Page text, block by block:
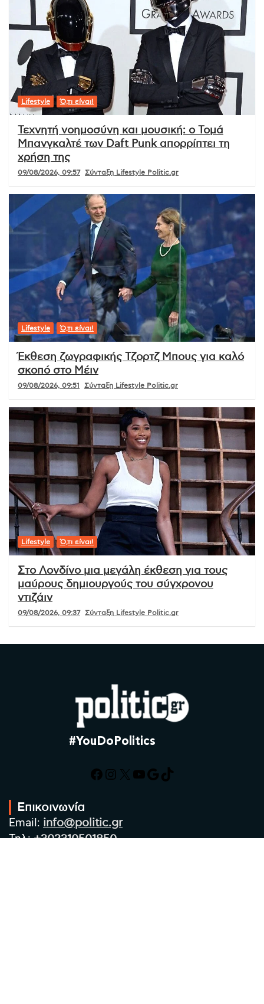
Lifestyle Ό,τι είναι!
Τεχνητή νοημοσύνη και μουσική: ο Τομά
Μπανγκαλτέ των Daft Punk απορρίπτει τη
χρήση της
09/08/2026, 09:57 Σύνταξη Lifestyle Politic.gr
Lifestyle Ό,τι είναι!
Έκθεση ζωγραφικής Τζορτζ Μπους για καλό
σκοπό στο Μέιν
09/08/2026, 09:51 Σύνταξη Lifestyle Politic.gr
Lifestyle Ό,τι είναι!
Στο Λονδίνο μια μεγάλη έκθεση για τους
μαύρους δημιουργούς του σύγχρονου
ντιζάιν
09/08/2026, 09:37 Σύνταξη Lifestyle Politic.gr
#YouDoPolitics
Facebook
Instagram
X YouTube
Google
TikTok
Επικοινωνία
Email: info@politic.gr
Τηλ:+302310501850